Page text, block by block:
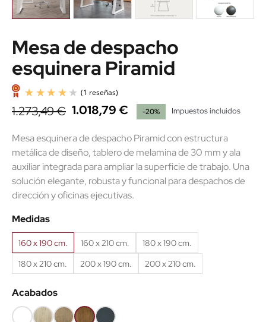
Mesa de despacho
esquinera Piramid
(1 reseñas)
1.273,49 € 1.018,79 € -20% Impuestos incluidos
Mesa esquinera de despacho Piramid con estructura
metálica de diseño, tablero de melamina de 30 mm y ala
auxiliar integrada para ampliar la superficie de trabajo. Una
solución elegante, robusta y funcional para despachos de
dirección y oficinas ejecutivas.
Medidas
160 x 190 cm. 160 x 210 cm.
180 x 190 cm.
180 x 210 cm.
200 x 190 cm. 200 x 210 cm.
Acabados
BlancoRobleRobleRobleAntracita